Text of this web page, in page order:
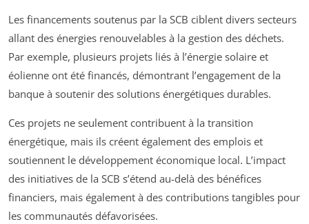
Les financements soutenus par la SCB ciblent divers secteurs
allant des énergies renouvelables à la gestion des déchets.
Par exemple, plusieurs projets liés à l’énergie solaire et
éolienne ont été financés, démontrant l’engagement de la
banque à soutenir des solutions énergétiques durables.
Ces projets ne seulement contribuent à la transition
énergétique, mais ils créent également des emplois et
soutiennent le développement économique local. L’impact
des initiatives de la SCB s’étend au-delà des bénéfices
financiers, mais également à des contributions tangibles pour
les communautés défavorisées.